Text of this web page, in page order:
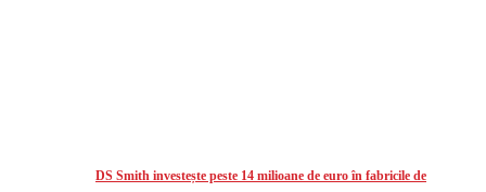
DS Smith investește peste 14 milioane de euro în fabricile de